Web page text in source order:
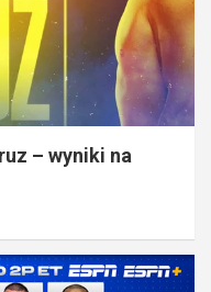
– wyniki na